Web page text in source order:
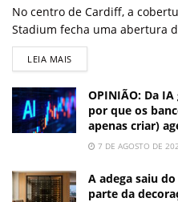
No centro de Cardiff, a
Stadium fecha uma abertura
LEIA MAIS
OPINIÃO: Da
por que os
apenas criar)
7 DE AGOSTO DE
A adega saiu
parte da